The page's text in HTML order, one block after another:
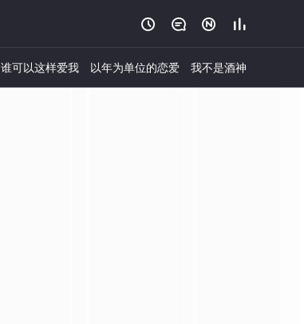
   
谁可以这样爱我 以年为单位的恋爱 我不是酒神